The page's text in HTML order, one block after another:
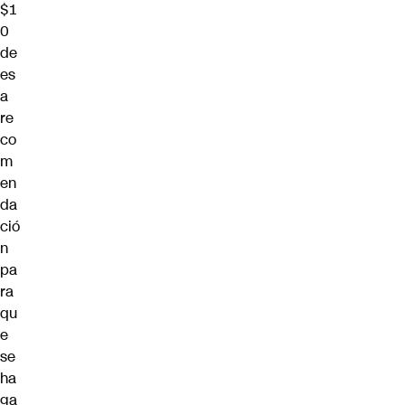
$1
0
de
es
a
re
co
m
en
da
ció
n
pa
ra
qu
e
se
ha
ga